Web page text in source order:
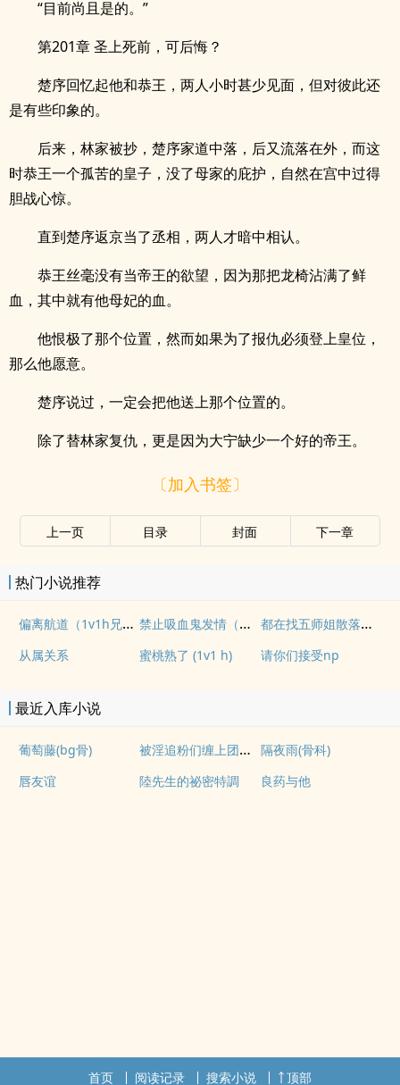
“目前尚且是的。”
第201章 圣上死前，可后悔？
楚序回忆起他和恭王，两人小时甚少见面，但对彼此还
是有些印象的。
后来，林家被抄，楚序家道中落，后又流落在外，而这
时恭王一个孤苦的皇子，没了母家的庇护，自然在宫中过得
胆战心惊。
直到楚序返京当了丞相，两人才暗中相认。
恭王丝毫没有当帝王的欲望，因为那把龙椅沾满了鲜
血，其中就有他母妃的血。
他恨极了那个位置，然而如果为了报仇必须登上皇位，
那么他愿意。
楚序说过，一定会把他送上那个位置的。
除了替林家复仇，更是因为大宁缺少一个好的帝王。
〔加入书签〕
上一页 目录 封面 下一章
热门小说推荐
偏离航道（1v1h兄妹骨科bg） 禁止吸血鬼发情（姐狗高H 1v1） 都在找五师姐散落的法宝
从属关系 蜜桃熟了 (1v1 h) 请你们接受np
最近入库小说
葡萄藤(bg骨) 被淫追粉们缠上团播女主播(露出NPH)
隔夜雨(骨科)
唇友谊
陸先生的祕密特調 良药与他
首页 阅读记录 搜索小说 顶部